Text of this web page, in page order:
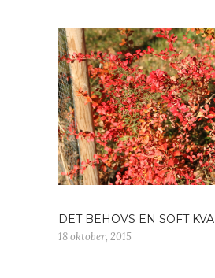
DET BEHÖVS EN SOFT
18 oktober, 2015